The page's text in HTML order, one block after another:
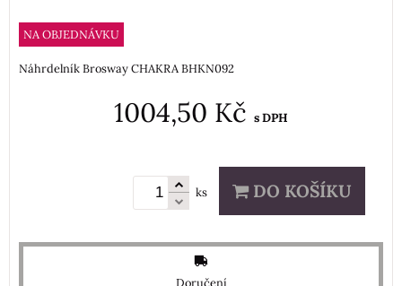
NA OBJEDNÁVKU
Náhrdelník Brosway CHAKRA BHKN092
1004,50 Kč s DPH
ks DO KOŠÍKU
Doručení